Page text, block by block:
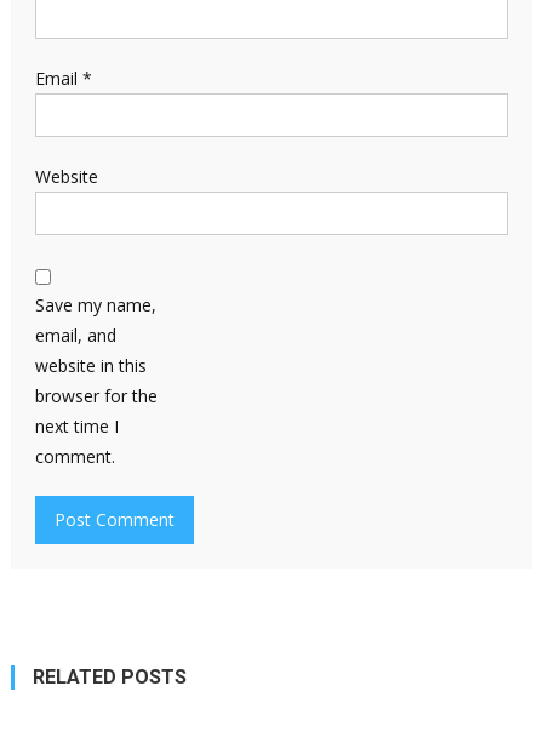
Email *
Website
Save my name,
email, and
website in this
browser for the
next time I
comment.
RELATED POSTS